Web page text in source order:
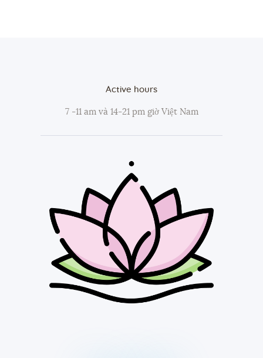
Active hours
7 -11 am và 14-21 pm giờ Việt Nam